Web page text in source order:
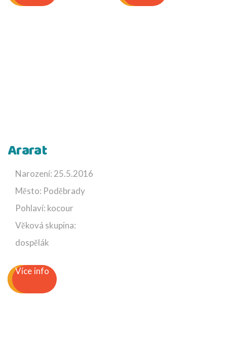
Ararat
Narození: 25.5.2016
Město: Poděbrady
Pohlaví: kocour
Věková skupina:
dospělák
Více info